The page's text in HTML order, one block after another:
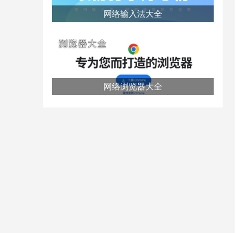
网络输入法大全
网络浏览器大全